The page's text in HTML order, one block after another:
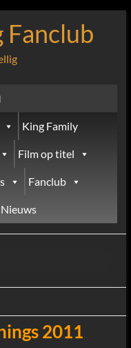
Fanclub
King Family
Film op titel
Fanclub
Nieuws
2011